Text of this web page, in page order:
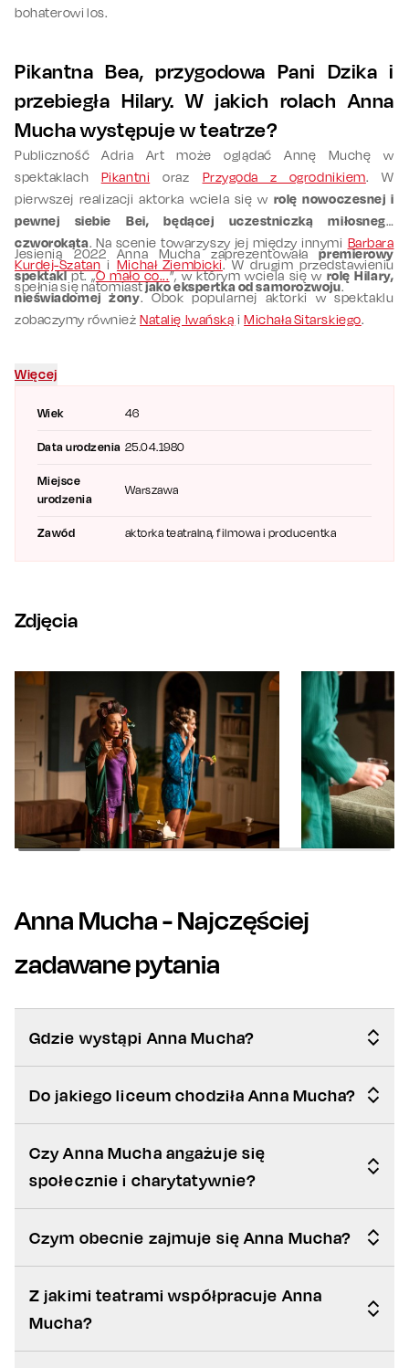
Wiek 46
Data urodzenia 25.04.1980
Miejsce
urodzenia
Warszawa
Zawód aktorka teatralna, filmowa i producentka
bohaterowi los.
Pikantna Bea, przygodowa Pani Dzika i
przebiegła Hilary. W jakich rolach Anna
Mucha występuje w teatrze?
Publiczność Adria Art może oglądać Annę Muchę w
spektaklach Pikantni oraz Przygoda z ogrodnikiem. W
pierwszej realizacji aktorka wciela się w rolę nowoczesnej i
pewnej siebie Bei, będącej uczestniczką miłosnego
czworokąta. Na scenie towarzyszy jej między innymi Barbara
Kurdej-Szatan i Michał Ziembicki. W drugim przedstawieniu
spełnia się natomiastjako ekspertka od samorozwoju.
Jesienią 2022 Anna Mucha zaprezentowałapremierowy
spektaklpt. „O mało co...”, w którym wciela się w rolę Hilary,
nieświadomej żony. Obok popularnej aktorki w spektaklu
zobaczymy równieżNatalię Iwańską iMichała Sitarskiego.
Więcej
Zdjęcia
Anna Mucha- Najczęściej
zadawane pytania
Gdzie wystąpi Anna Mucha?
Do jakiego liceum chodziła Anna Mucha?
Czy Anna Mucha angażuje się
społecznie i charytatywnie?
Czym obecnie zajmuje się Anna Mucha?
Z jakimi teatrami współpracuje Anna
Mucha?